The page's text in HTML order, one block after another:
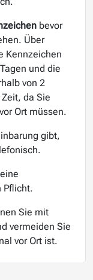
bevor
Über
Kennzeichen
und die
von 2
da Sie
Ort müssen.
gibt,
Pflicht.
Sie mit
vermeiden Sie
vor Ort ist.